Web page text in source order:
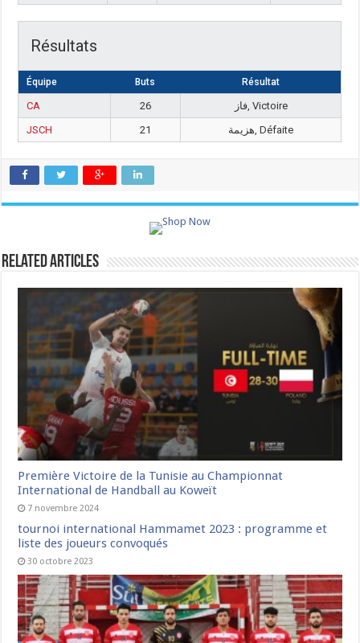
Résultats
Équipe Buts Résultat
CA 26
فاز, Victoire
JSCH
21 هزيمة, Défaite
Related Articles
Première Victoire de la Tunisie au Championnat
International de Handball au Koweït
7 novembre 2024
tournoi international Hammamet 2023 : programme et
liste des joueurs convoqués
30 octobre 2023